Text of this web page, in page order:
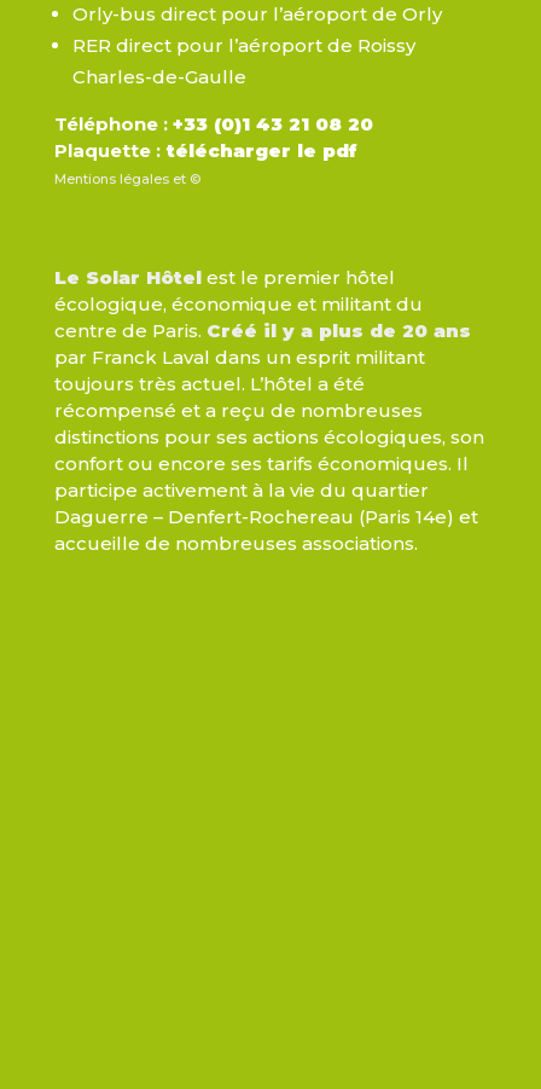
Orly-bus direct pour l’aéroport de Orly
RER direct pour l’aéroport de Roissy
Charles-de-Gaulle
Téléphone : +33 (0)1 43 21 08 20
Plaquette :télécharger le pdf
Mentions légales et ©
Le Solar Hôtelest le premier hôtel
écologique, économique et militant du
centre de Paris. Créé il y a plus de 20 ans
par Franck Laval dans un esprit militant
toujours très actuel. L’hôtel a été
récompensé et a reçu de nombreuses
distinctions pour ses actions écologiques, son
confort ou encore ses tarifs économiques. Il
participe activement à la vie du quartier
Daguerre – Denfert-Rochereau (Paris 14e) et
accueille de nombreuses associations.